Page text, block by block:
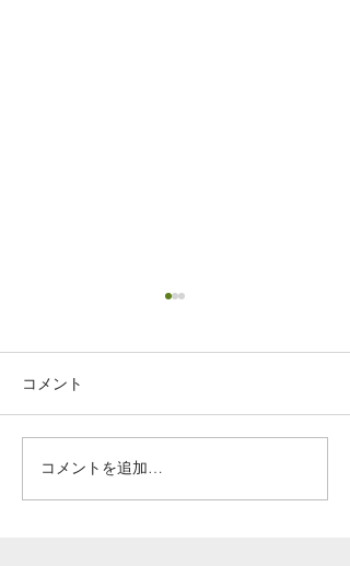
ドアの穴のリペア補修／
栃木県宇都宮市
コメント
コメントを追加…